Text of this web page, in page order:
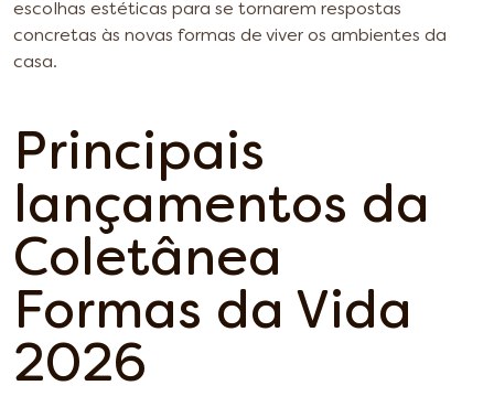
escolhas estéticas para se tornarem respostas
concretas às novas formas de viver os ambientes da
casa.
Principais
lançamentos da
Coletânea
Formas da Vida
2026